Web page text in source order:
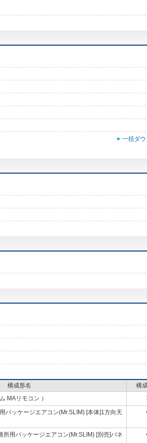
一括ダ
構成形名
構
MAリモコン ）
パッケージエアコン(Mr.SLIM) [本体]1方向天
所用パッケージエアコン(Mr.SLIM) [別売]パネ